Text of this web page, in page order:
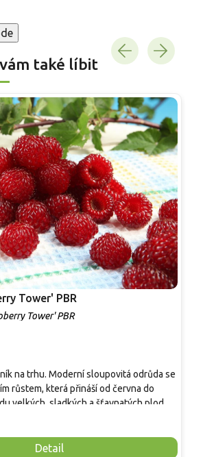
také líbit
Tower' PBR
Tower' PBR
Detail
na trhu. Moderní sloupovitá odrůda se
růstem, která přináší od června do
velkých, sladkých a šťavnatých plodů.
tvoří elegantní habitus bez
°C a spolehlivá vitalita z něj dělají